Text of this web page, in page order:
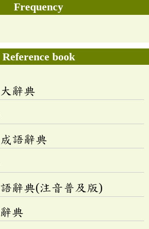
Frequency
Reference book
辭典
語辭典
辭典(注音普及版)
典